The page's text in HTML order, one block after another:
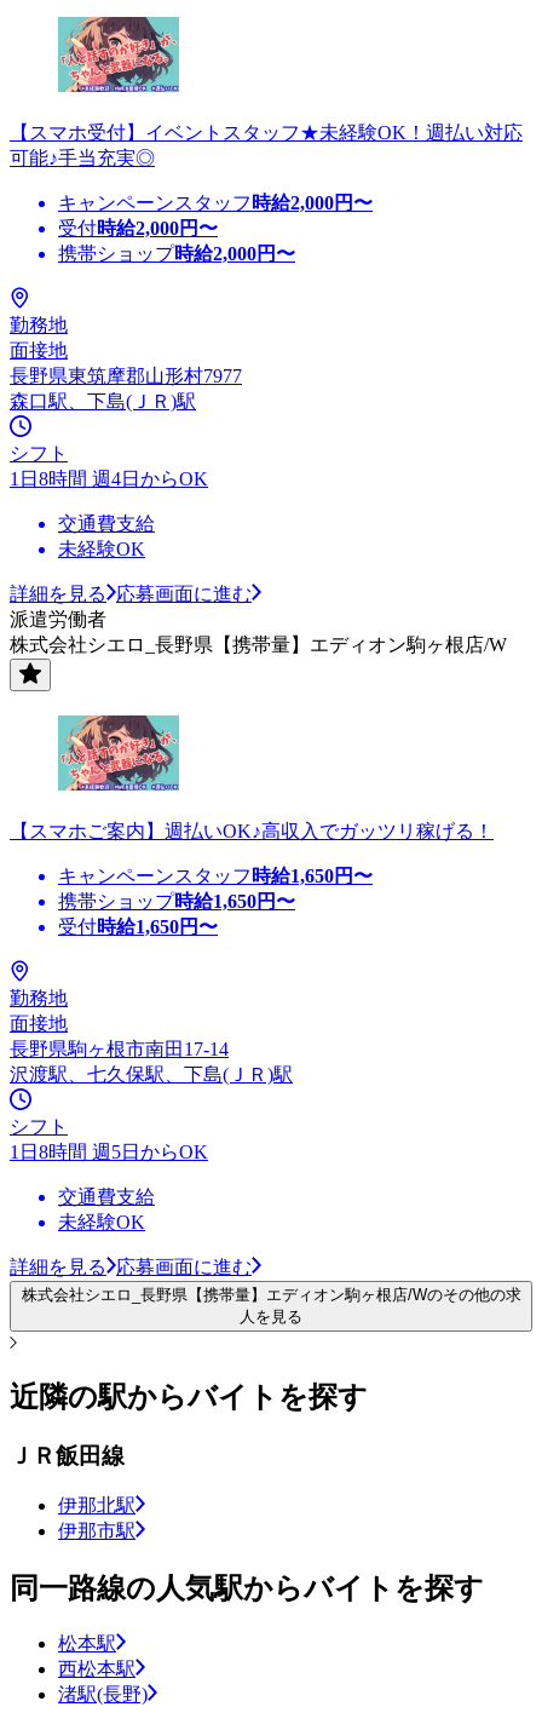
【スマホ受付】イベントスタッフ★未経験OK！週払い対応
可能♪手当充実◎
キャンペーンスタッフ 時給2,000円〜
受付時給2,000円〜
携帯ショップ時給2,000円〜
勤務地
面接地
長野県東筑摩郡山形村7977
森口駅、下島(ＪＲ)駅
シフト
1日8時間 週4日からOK
交通費支給
未経験OK
詳細を見る
応募画面に進む
派遣労働者
株式会社シエロ_長野県【携帯量】エディオン駒ヶ根店/W
【スマホご案内】週払いOK♪高収入でガッツリ稼げる！
キャンペーンスタッフ 時給1,650円〜
携帯ショップ時給1,650円〜
受付時給1,650円〜
勤務地
面接地
長野県駒ヶ根市南田17-14
沢渡駅、七久保駅、下島(ＪＲ)駅
シフト
1日8時間 週5日からOK
交通費支給
未経験OK
詳細を見る 応募画面に進む
株式会社シエロ_長野県【携帯量】エディオン駒ヶ根店/Wのその他の求
人を見る
近隣の駅からバイトを探す
ＪＲ飯田線
伊那北駅
伊那市駅
同一路線の人気駅からバイトを探す
松本駅
西松本駅
渚駅(長野)